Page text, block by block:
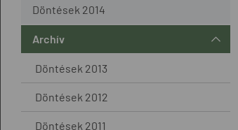
Döntések 2014
Archív
Döntések 2013
Döntések 2012
Döntések 2011